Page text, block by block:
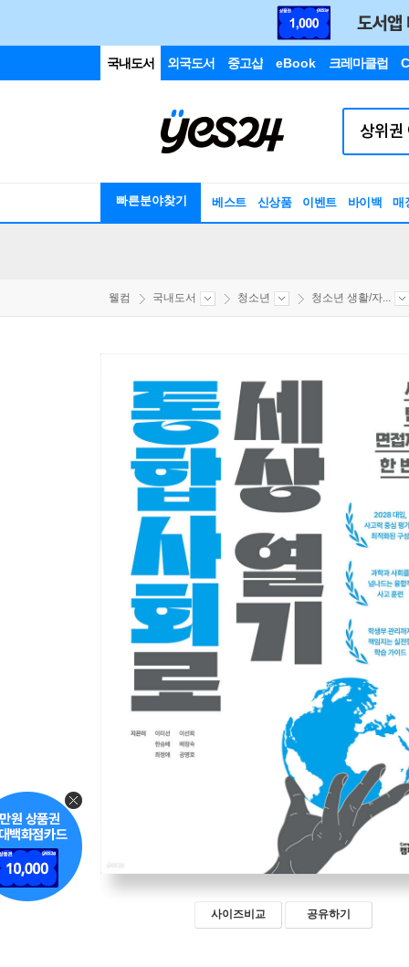
국내도서 외국도서 중고샵 eBook 크레마클럽
빠른분야찾기 베스트 신상품 이벤트 바이백 매
웰컴 국내도서 청소년 청소년 생활/자...
사이즈비교 공유하기